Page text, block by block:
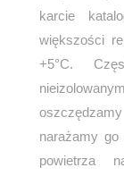
karcie
większości
+5°C.
narażamy
powietrza